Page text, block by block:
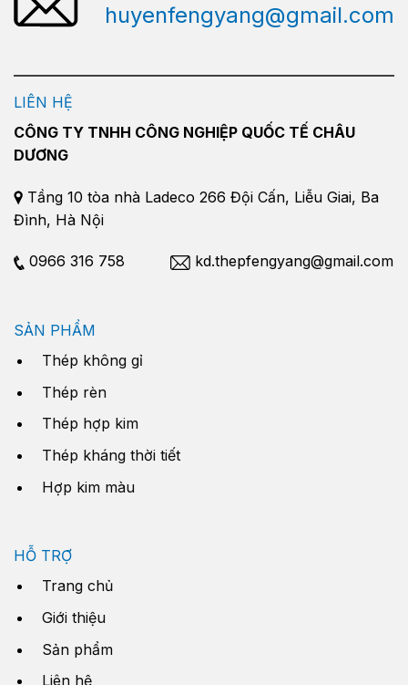
huyenfengyang@gmail.com
LIÊN HỆ
CÔNG TY TNHH CÔNG NGHIỆP QUỐC TẾ CHÂU
DƯƠNG
Tầng 10 tòa nhà Ladeco 266 Đội Cấn, Liễu Giai, Ba
Đình, Hà Nội
0966 316 758 kd.thepfengyang@gmail.com
SẢN PHẨM
Thép không gỉ
Thép rèn
Thép hợp kim
Thép kháng thời tiết
Hợp kim màu
HỖ TRỢ
Trang chủ
Giới thiệu
Sản phẩm
Liên hệ